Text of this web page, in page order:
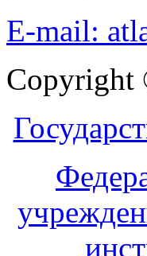
E-mail:
Copyright